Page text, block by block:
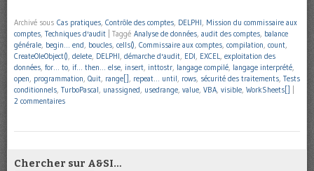
Archivé sous Cas pratiques Contrôle des comptes DELPHI Mission du commissaire aux
comptes Techniques d'audit Taggé Analyse de données audit des comptes balance
générale begin… end boucles cells() Commissaire aux comptes compilation count
CreateOleObject() delete DELPHI démarche d'audit EDI EXCEL
exploitation des
données for… to if… then… else insert inttostr langage compilé langage interprété
open programmation Quit range[] repeat… until rows sécurité des traitements Tests
conditionnels TurboPascal unassigned usedrange value VBA visible WorkSheets[]
2 commentaires
Chercher sur A&SI…